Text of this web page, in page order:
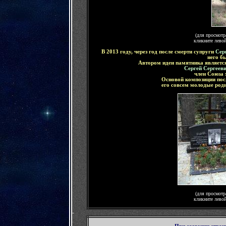
(для
кликните
В 2013 году, через год после смерти супруги
него
Автором идеи памятника
Сергей
член Союза
Основой композиции
его совсем молодые
(для
кликните
-